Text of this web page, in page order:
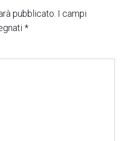
pubblicato. I campi
*